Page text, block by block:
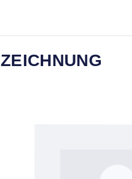
ZEICHNUNG